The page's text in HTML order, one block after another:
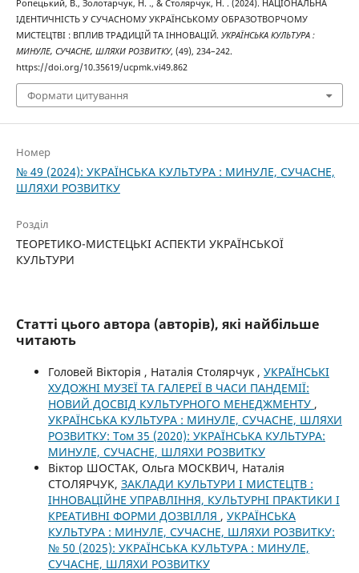
Ропецький, В., Золотарчук, Н. ., & Столярчук, Н. . (2024). НАЦІОНАЛЬНА
ІДЕНТИЧНІСТЬ У СУЧАСНОМУ УКРАЇНСЬКОМУ ОБРАЗОТВОРЧОМУ
МИСТЕЦТВІ : ВПЛИВ ТРАДИЦІЙ ТА ІННОВАЦІЙ. УКРАЇНСЬКА КУЛЬТУРА :
МИНУЛЕ, СУЧАСНЕ, ШЛЯХИ РОЗВИТКУ, (49), 234–242.
https://doi.org/10.35619/ucpmk.vi49.862
Формати цитування
Номер
№ 49 (2024): УКРАЇНСЬКА КУЛЬТУРА : МИНУЛЕ, СУЧАСНЕ,
ШЛЯХИ РОЗВИТКУ
Розділ
ТЕОРЕТИКО-МИСТЕЦЬКІ АСПЕКТИ УКРАЇНСЬКОЇ
КУЛЬТУРИ
Статті цього автора (авторів), які найбільше
читають
Головей Вікторія , Наталія Столярчук , УКРАЇНСЬКІ
ХУДОЖНІ МУЗЕЇ ТА ГАЛЕРЕЇ В ЧАСИ ПАНДЕМІЇ:
НОВИЙ ДОСВІД КУЛЬТУРНОГО МЕНЕДЖМЕНТУ ,
УКРАЇНСЬКА КУЛЬТУРА : МИНУЛЕ, СУЧАСНЕ, ШЛЯХИ
РОЗВИТКУ: Том 35 (2020): УКРАЇНСЬКА КУЛЬТУРА:
МИНУЛЕ, СУЧАСНЕ, ШЛЯХИ РОЗВИТКУ
Віктор ШОСТАК, Ольга МОСКВИЧ, Наталія
СТОЛЯРЧУК, ЗАКЛАДИ КУЛЬТУРИ І МИСТЕЦТВ :
ІННОВАЦІЙНЕ УПРАВЛІННЯ, КУЛЬТУРНІ ПРАКТИКИ І
КРЕАТИВНІ ФОРМИ ДОЗВІЛЛЯ , УКРАЇНСЬКА
КУЛЬТУРА : МИНУЛЕ, СУЧАСНЕ, ШЛЯХИ РОЗВИТКУ:
№ 50 (2025): УКРАЇНСЬКА КУЛЬТУРА : МИНУЛЕ,
СУЧАСНЕ, ШЛЯХИ РОЗВИТКУ